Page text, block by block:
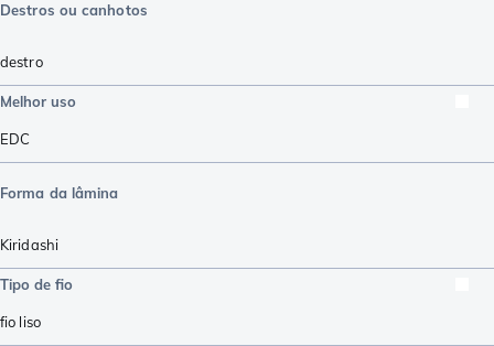
Destros ou canhotos
destro
Melhor uso
EDC
Forma da lâmina
Kiridashi
Tipo de fio
fio liso